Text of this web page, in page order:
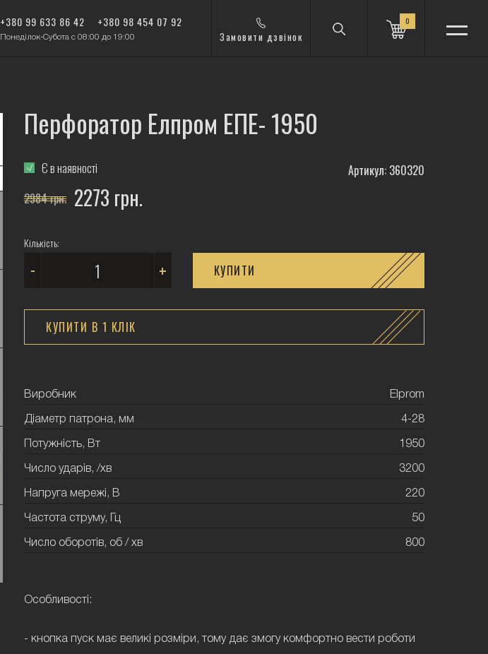
+380 99 633 86 42 +380 98 454 07 92
Понеділок-Субота с 08:00 до 19:00 Замовити дзвінок
0
Перфоратор Елпром ЕПЕ- 1950
Є в наявності
Артикул: 360320
2984 грн. 2273 грн.
Кількість:
- + КУПИТИ
КУПИТИ В 1 КЛIК
Виробник Elprom
Діаметр патрона, мм 4-28
Потужність, Вт 1950
Число ударів, /хв 3200
Напруга мережі, В 220
Частота струму, Гц 50
Число оборотів, об / хв 800
Особливості:
- кнопка пуск має великі розміри, тому дає змогу комфортно вести роботи